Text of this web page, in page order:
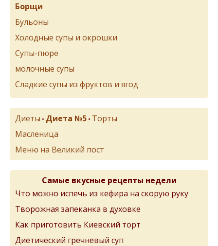
Борщи
Бульоны
Холодные супы и окрошки
Супы-пюре
молочные супы
Сладкие супы из фруктов и ягод
Диеты • Диета №5 • Торты
Масленица
Меню на Великий пост
Самые вкусные рецепты недели
Что можно испечь из кефира на скорую руку
Творожная запеканка в духовке
Как приготовить Киевский торт
Диетический гречневый суп